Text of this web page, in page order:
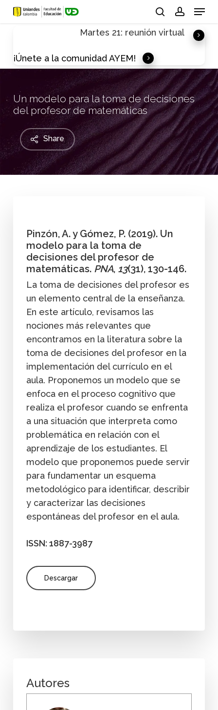
Skip
Menu
Martes 21: reunión virtual
¡Únete a la comunidad AYEM!
Un modelo para la toma de decisiones
del profesor de matemáticas
Share
Pinzón, A. y Gómez, P. (2019). Un
modelo para la toma de
decisiones del profesor de
matemáticas. PNA, 13(31), 130-146.
La toma de decisiones del profesor es
un elemento central de la enseñanza.
En este artículo, revisamos las
nociones más relevantes que
encontramos en la literatura sobre la
toma de decisiones del profesor en la
implementación del currículo en el
aula. Proponemos un modelo que se
enfoca en el proceso cognitivo que
realiza el profesor cuando se enfrenta
a una situación que interpreta como
problemática en relación con el
aprendizaje de los estudiantes. El
modelo que proponemos puede servir
para fundamentar un esquema
metodológico para identificar, describir
y caracterizar las decisiones
espontáneas del profesor en el aula.
ISSN: 1887-3987
Descargar
Autores